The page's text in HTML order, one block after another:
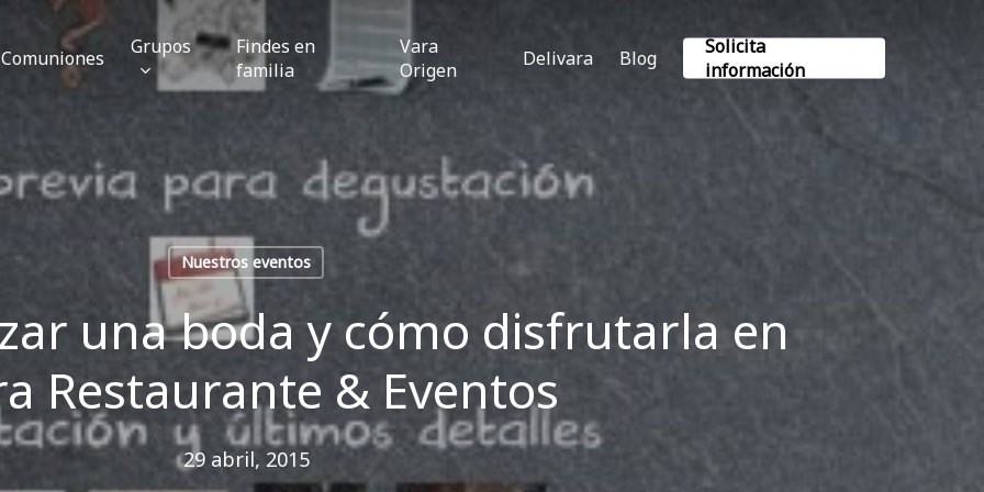
Comuniones Grupos
Findes en
familia
Vara
Origen
Delivara Blog
Solicita
información
Nuestros eventos
una boda y cómo disfrutarla en
Restaurante & Eventos
29 abril, 2015